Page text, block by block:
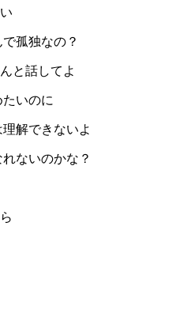
孤独なの？
と話してよ
いのに
解できないよ
ないのかな？